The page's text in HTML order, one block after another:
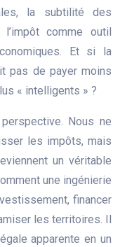
la subtilité des
comme outil
Et si la
pas de payer moins
« intelligents » ?
Nous ne
les impôts, mais
un véritable
une ingénierie
financer
les territoires. Il
apparente en un